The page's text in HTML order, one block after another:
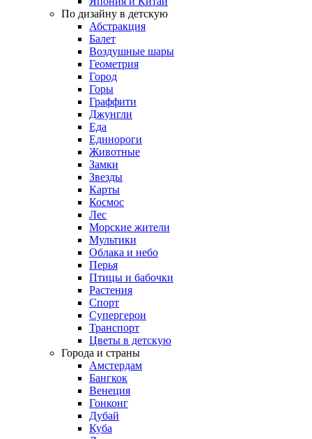
По дизайну в детскую
Абстракция
Балет
Воздушные шары
Геометрия
Город
Горы
Граффити
Джунгли
Еда
Единороги
Животные
Замки
Звезды
Карты
Космос
Лес
Морские жители
Мультики
Облака и небо
Перья
Птицы и бабочки
Растения
Спорт
Супергерои
Транспорт
Цветы в детскую
Города и страны
Амстердам
Бангкок
Венеция
Гонконг
Дубай
Куба